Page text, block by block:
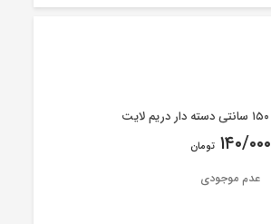
۱۴۰/۰۰۰ تومان
عدم موجودی